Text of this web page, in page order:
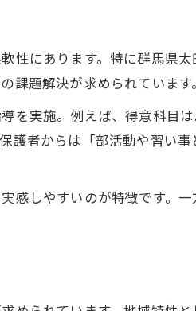
性にあります。特に群馬県太
題解決が求められています。
を実施。例えば、得意科目は
護者からは「部活動や習い事
感しやすいのが特徴です。一